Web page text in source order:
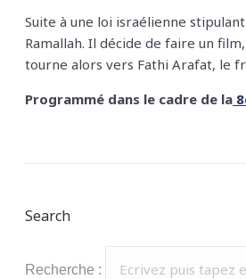
Suite à une loi israélienne
Ramallah. Il décide de faire un
tourne alors vers Fathi Arafat, le
Programmé dans le cadre de la
Search
Recherche :